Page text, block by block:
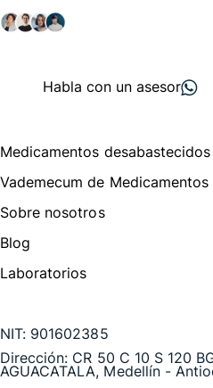
Habla con un asesor
Medicamentos desabastecidos
Vademecum de Medicamentos
Sobre nosotros
Blog
Laboratorios
NIT: 901602385
Dirección: CR 50 C 10 S 120
AGUACATALA, Medellín -